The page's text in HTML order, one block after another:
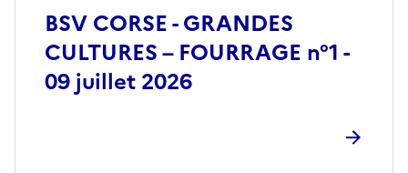
BSV CORSE - GRANDES
CULTURES – FOURRAGE n°1 -
09 juillet 2026